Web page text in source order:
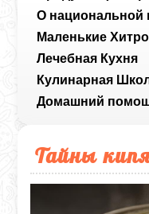
О национальной
Маленькие
Лечебная Кухня
Кулинарная
Домашний
Тайны